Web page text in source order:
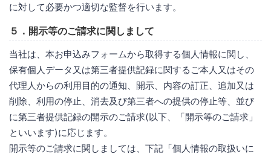
に対して必要かつ適切な監督を行います。
５．開示等のご請求に関しまして
当社は、本お申込みフォームから取得する個人情報に関し、
保有個人データ又は第三者提供記録に関するご本人又はその
代理人からの利用目的の通知、開示、内容の訂正、追加又は
削除、利用の停止、消去及び第三者への提供の停止等、並び
に第三者提供記録の開示のご請求(以下、「開示等のご請求」
といいます)に応じます。
開示等のご請求に関しましては、下記「個人情報の取扱いに